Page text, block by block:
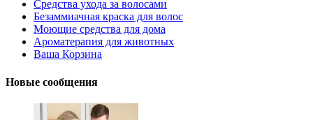
Средства ухода за волосами
Безаммиачная краска для волос
Моющие средства для дома
Ароматерапия для животных
Ваша Корзина
Новые сообщения